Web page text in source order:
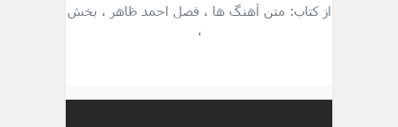
از کتاب: متن آهنگ ها ، فصل احمد ظاهر ، بخش
،